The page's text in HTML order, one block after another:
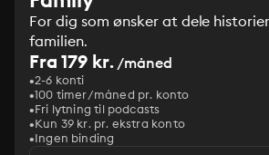
For dig som ønsker at dele
familien.
Fra 179 kr./måned
2-6 konti
100 timer/måned pr. konto
Fri lytning til podcasts
Kun 39 kr. pr. ekstra konto
Ingen binding